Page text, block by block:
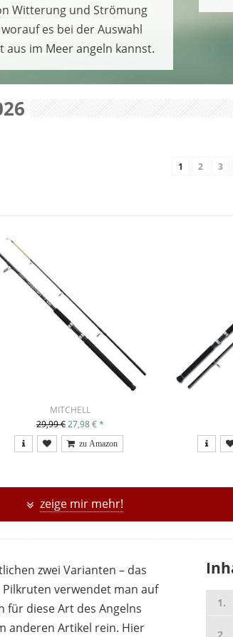
Witterung und Strömung
es bei der Auswahl
im Meer angeln kannst.
1 2 3
MITCHELL
29,99 €27,98 €*
zeige mir mehr!
zwei Varianten – das
verwendet man auf
für diese Art des Angelns
anderen Artikel rein. Hier